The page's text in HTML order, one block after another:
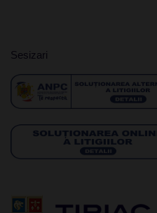
Sesizari